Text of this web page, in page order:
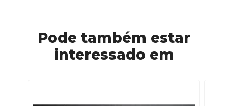
Pode também estar
interessado em